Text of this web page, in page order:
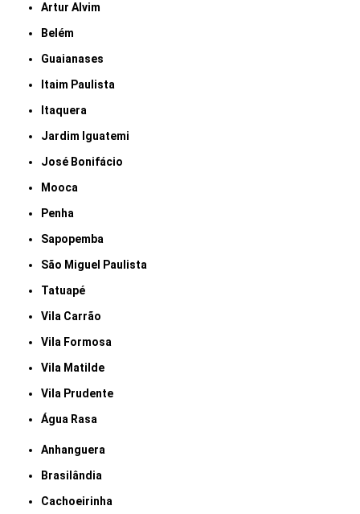
Artur Alvim
Belém
Guaianases
Itaim Paulista
Itaquera
Jardim Iguatemi
José Bonifácio
Mooca
Penha
Sapopemba
São Miguel Paulista
Tatuapé
Vila Carrão
Vila Formosa
Vila Matilde
Vila Prudente
Água Rasa
Anhanguera
Brasilândia
Cachoeirinha